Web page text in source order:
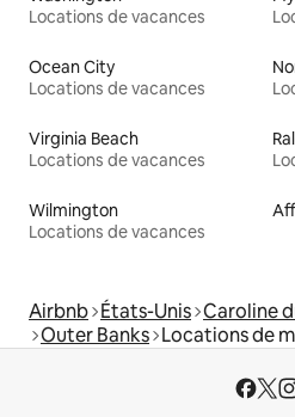
Locations de vacances
Ocean City
Locations de vacances
Virginia Beach
Locations de vacances
Wilmington
Locations de vacances
Airbnb États-Unis Caroline
Outer Banks Locations de